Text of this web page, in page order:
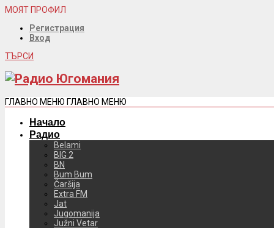
МОЯТ ПРОФИЛ
Регистрация
Вход
ТЪРСИ
ГЛАВНО МЕНЮ ГЛАВНО МЕНЮ
Начало
Радио
Belami
BIG 2
BN
Bum Bum
Čaršija
Extra FM
Jat
Jugomanija
Južni Vetar